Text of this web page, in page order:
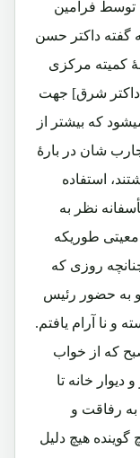
توسط فرامین
گفته داکتر حسن
کمیته مرکزی
شرق] جهت
که بیشتر از
شان در بارۀ
استفاده
نظر به
طوریکه
روزی که
به حضور رئیس
و نا آرام یافتم.
که از خواب
خانه تا
به رفاقت و
هیچ دلیل